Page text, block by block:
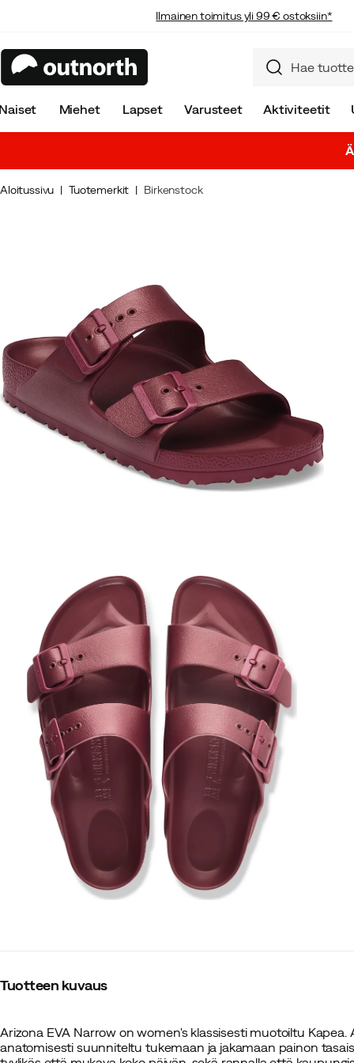
Ilmainen toimitus yli 99 € ostoksiin*
Miehet Lapset Varusteet Aktiviteetit
Aloitussivu Tuotemerkit Birkenstock
Tuotteen kuvaus
Arizona EVA Narrow on women's klassisesti muotoiltu Kapea.
anatomisesti suunniteltu tukemaan ja jakamaan painon